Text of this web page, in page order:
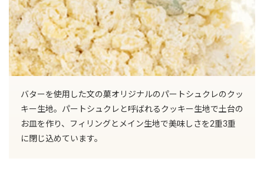
バターを使用した文の菓オリジナルのパートシュクレのクッ
キー生地。パートシュクレと呼ばれるクッキー生地で土台の
お皿を作り、フィリングとメイン生地で美味しさを2重3重
に閉じ込めています。